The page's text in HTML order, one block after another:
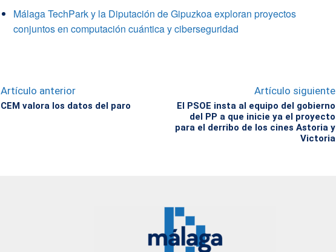
Málaga TechPark y la Diputación de Gipuzkoa exploran proyectos
conjuntos en computación cuántica y ciberseguridad
Artículo anterior
CEM valora los datos del paro
Artículo siguiente
El PSOE insta al equipo del gobierno
del PP a que inicie ya el proyecto
para el derribo de los cines Astoria y
Victoria